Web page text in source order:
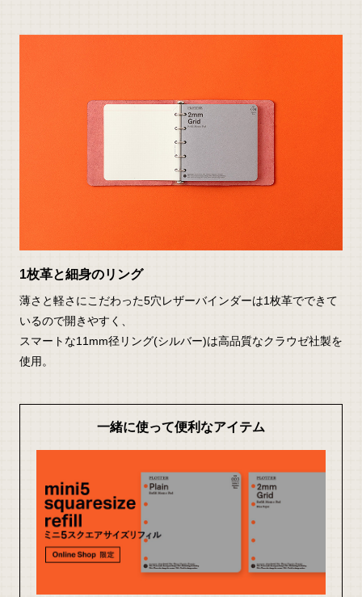
1枚革と細身のリング
薄さと軽さにこだわった5穴レザーバインダーは1枚革でできて
いるので開きやすく、
スマートな11mm径リング(シルバー)は高品質なクラウゼ社製を
使用。
一緒に使って便利なアイテム